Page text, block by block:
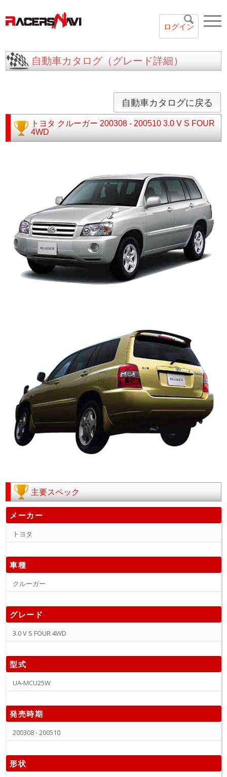
ログイン
自動車カタログ（グレード詳細）
自動車カタログに戻る
トヨタ クルーガー 200308 - 200510 3.0 V S FOUR
4WD
主要スペック
メーカー
トヨタ
車種
クルーガー
グレード
3.0 V S FOUR 4WD
型式
UA-MCU25W
発売時期
200308 - 200510
形状